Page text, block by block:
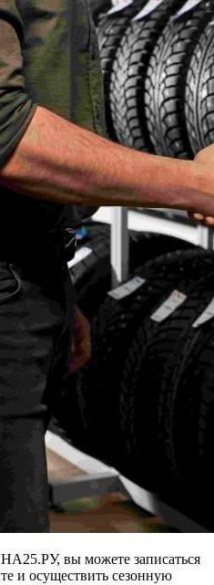
вы можете записаться
и осуществить сезонную